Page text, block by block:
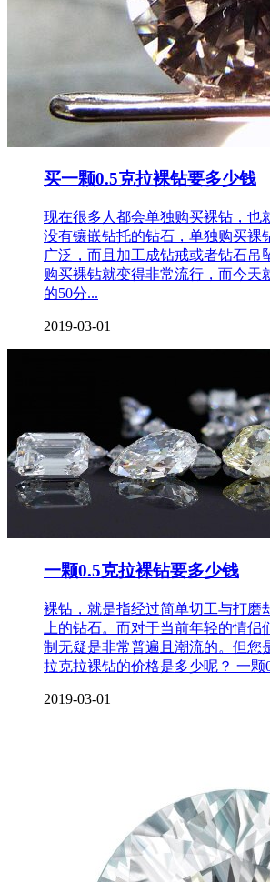
买一颗0.5克拉裸钻要多少钱
现在很多人都会单独购买裸钻，也
没有镶嵌钻托的钻石，单独购买裸
广泛，而且加工成钻戒或者钻石吊
购买裸钻就变得非常流行，而今天
的50分...
2019-03-01
一颗0.5克拉裸钻要多少钱
裸钻，就是指经过简单切工与打磨
上的钻石。而对于当前年轻的情侣
制无疑是非常普遍且潮流的。但您
拉克拉裸钻的价格是多少呢？ 一颗
2019-03-01